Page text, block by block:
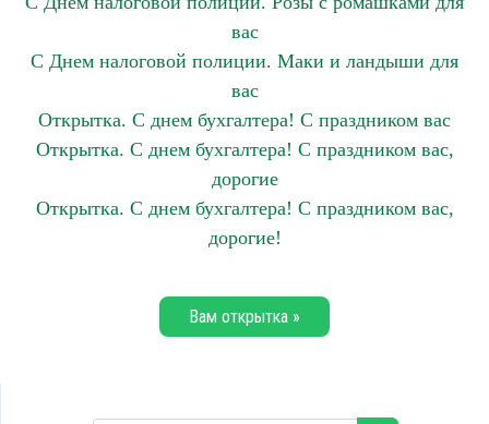
вас
С Днем налоговой полиции. Маки и ландыши для
вас
Открытка. С днем бухгалтера! С праздником вас
Открытка. С днем бухгалтера! С праздником вас,
дорогие
Открытка. С днем бухгалтера! С праздником вас,
дорогие!
Вам открытка »